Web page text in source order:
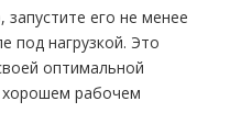
его не менее
под нагрузкой. Это
оптимальной
хорошем рабочем